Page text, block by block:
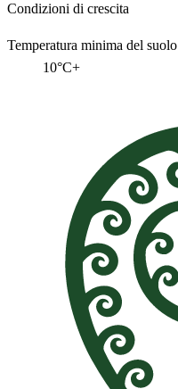
Condizioni di crescita
Temperatura minima del suolo
10°C+